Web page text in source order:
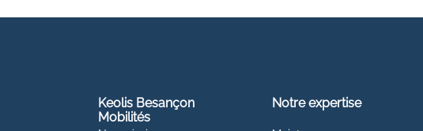
Keolis Besançon
Mobilités
Notre expertise